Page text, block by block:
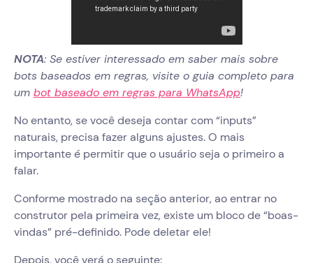
NOTA: Se estiver interessado em saber mais sobre
bots baseados em regras, visite o guia completo para
um bot baseado em regras para WhatsApp!
No entanto, se você deseja contar com “inputs”
naturais, precisa fazer alguns ajustes. O mais
importante é permitir que o usuário seja o primeiro a
falar.
Conforme mostrado na seção anterior, ao entrar no
construtor pela primeira vez, existe um bloco de “boas-
vindas” pré-definido. Pode deletar ele!